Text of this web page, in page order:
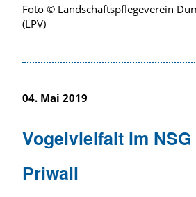
Foto © Landschaftspflegeverein
(LPV)
04. Mai 2019
Vogelvielfalt im
Priwall